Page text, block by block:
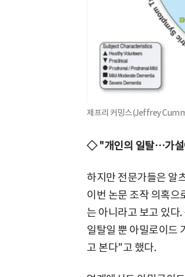
제프리 커밍스(Jeffrey
◇ "개인의 일탈…가설
하지만 전문가들은 알
이번 논문 조작 의혹으
는 아니라고 보고 있다
일탈일 뿐 아밀로이드
고 본다"고 했다.